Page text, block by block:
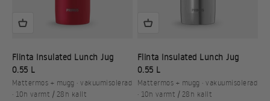
Flinta Insulated Lunch Jug
0.55 L
Mattermos + mugg · vakuumisolerad
· 10h varmt / 28h kallt
Flinta Insulated Lunch Jug
0.55 L
Mattermos + mugg · vakuumisolerad
· 10h varmt / 28h kallt